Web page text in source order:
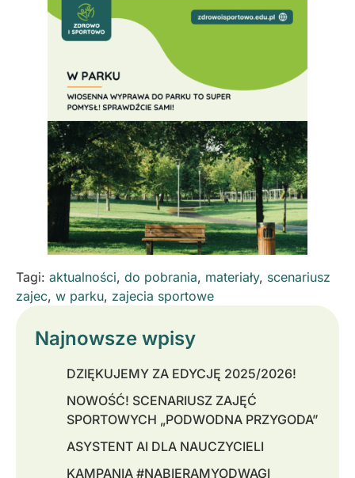
Tagi: aktualności, do pobrania, materiały, scenariusz
zajec, w parku, zajecia sportowe
Najnowsze wpisy
DZIĘKUJEMY ZA EDYCJĘ 2025/2026!
NOWOŚĆ! SCENARIUSZ ZAJĘĆ
SPORTOWYCH „PODWODNA PRZYGODA”
ASYSTENT AI DLA NAUCZYCIELI
KAMPANIA #NABIERAMYODWAGI